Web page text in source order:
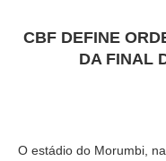
CBF DEFINE
DA FINAL
O estádio do Morumbi,